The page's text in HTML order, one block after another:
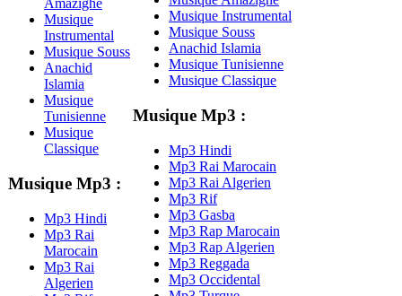
Amazighe
Musique
Instrumental
Musique Souss
Anachid
Islamia
Musique
Tunisienne
Musique
Classique
Musique Mp3 :
Mp3 Hindi
Mp3 Rai
Marocain
Mp3 Rai
Algerien
Musique Instrumental
Musique Souss
Anachid Islamia
Musique Tunisienne
Musique Classique
Musique Mp3 :
Mp3 Hindi
Mp3 Rai Marocain
Mp3 Rai Algerien
Mp3 Rif
Mp3 Gasba
Mp3 Rap Marocain
Mp3 Rap Algerien
Mp3 Reggada
Mp3 Occidental